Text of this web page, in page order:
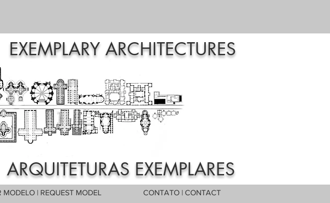
MODELO | REQUEST MODEL CONTATO | CONTACT
EXEMPLARY ARCHITECTURES
ARQUITETURAS EXEMPLARES